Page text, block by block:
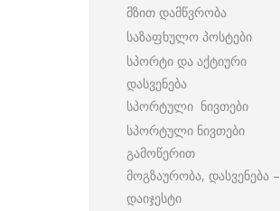
მზით დამწვრობა
საზაფხულო პოსტები
სპორტი და აქტიური
დასვენება
სპორტული ნივთები
სპორტული ნივთები
გამოწერით
მოგზაურობა, დასვენება –
დაიჯესტი